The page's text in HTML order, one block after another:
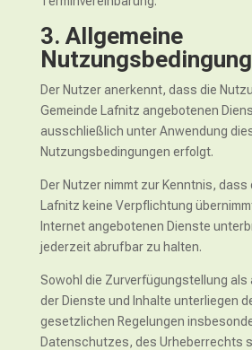
3. Allgemeine
Der Nutzer anerkennt, dass die
Gemeinde Lafnitz angebotenen
ausschließlich unter Anwendung
Nutzungsbedingungen erfolgt.
Der Nutzer nimmt zur Kenntnis, dass
Lafnitz keine Verpflichtung
Internet angebotenen Dienste
jederzeit abrufbar zu halten.
Sowohl die Zurverfügungstellung als
der Dienste und Inhalte unterliegen
gesetzlichen Regelungen
Datenschutzes, des Urheberrechts